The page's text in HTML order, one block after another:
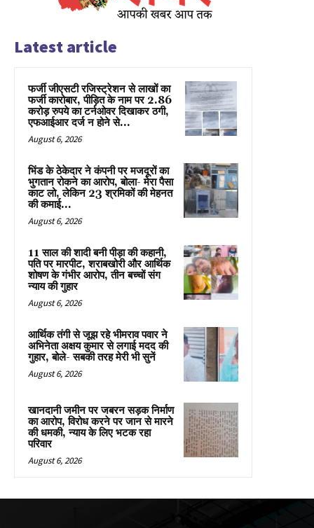
Latest article
फर्जी जीएसटी रजिस्ट्रेशन से लाखों का
फर्जी कारोबार, पीड़ित के नाम पर 2.86
करोड़ रुपये का टर्नओवर दिखाकर ठगी,
एफआईआर दर्ज न होने से...
August 6, 2026
भिंड के ठेकेदार ने कंपनी पर मजदूरों का
भुगतान रोकने का आरोप, बोला- मेरा पैसा
काट लो, लेकिन 23 श्रमिकों की मेहनत
की कमाई...
August 6, 2026
11 साल की शादी बनी पीड़ा की कहानी,
पति पर मारपीट, शराबखोरी और आर्थिक
शोषण के गंभीर आरोप, तीन बच्चों संग
न्याय की गुहार
August 6, 2026
आर्थिक तंगी से जूझ रहे भीमराव पवार ने
अभिनेता अक्षय कुमार से लगाई मदद की
गुहार, बोले- सबकी तरह मेरी भी सुनें
August 6, 2026
खानदानी जमीन पर जबरन सड़क निर्माण
का आरोप, विरोध करने पर जान से मारने
की धमकी, न्याय के लिए भटक रहा
परिवार
August 6, 2026